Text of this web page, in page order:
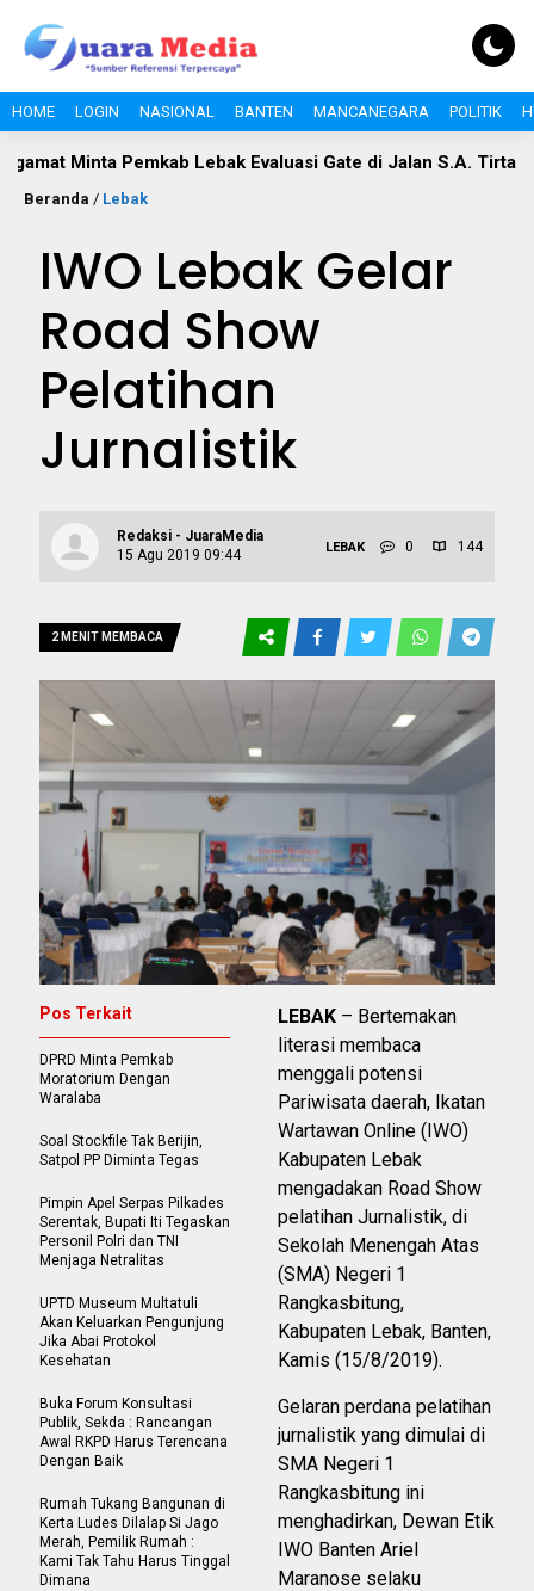
HOME LOGIN NASIONAL BANTEN MANCANEGARA POLITIK
Pemkab Lebak Evaluasi Gate di Jalan S.A. Tirtayasa
Beranda / Lebak
IWO Lebak Gelar
Road Show
Pelatihan
Jurnalistik
Redaksi - JuaraMedia
15 Agu 2019 09:44
LEBAK 0 144
2 MENIT MEMBACA
LEBAK – Bertemakan
literasi membaca
menggali potensi
Pariwisata daerah, Ikatan
Wartawan Online (IWO)
Kabupaten Lebak
mengadakan Road Show
pelatihan Jurnalistik, di
Sekolah Menengah Atas
(SMA) Negeri 1
Rangkasbitung,
Kabupaten Lebak, Banten,
Kamis (15/8/2019).
Gelaran perdana pelatihan
jurnalistik yang dimulai di
SMA Negeri 1
Rangkasbitung ini
menghadirkan, Dewan Etik
IWO Banten Ariel
Maranose selaku
Pos Terkait
DPRD Minta Pemkab
Moratorium Dengan
Waralaba
Soal Stockfile Tak Berijin,
Satpol PP Diminta Tegas
Pimpin Apel Serpas Pilkades
Serentak, Bupati Iti Tegaskan
Personil Polri dan TNI
Menjaga Netralitas
UPTD Museum Multatuli
Akan Keluarkan Pengunjung
Jika Abai Protokol
Kesehatan
Buka Forum Konsultasi
Publik, Sekda : Rancangan
Awal RKPD Harus Terencana
Dengan Baik
Rumah Tukang Bangunan di
Kerta Ludes Dilalap Si Jago
Merah, Pemilik Rumah :
Kami Tak Tahu Harus Tinggal
Dimana